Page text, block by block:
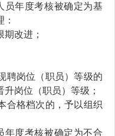
员年度考核被确定为基
改进；
聘岗位（职员）等级的
岗位（职员）等级；
合格档次的，予以组织
年度考核被确定为不合